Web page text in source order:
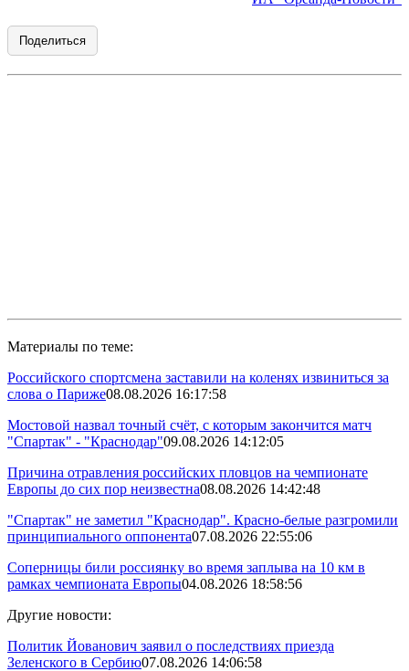
Поделиться
Материалы по теме:
Российского спортсмена заставили на коленях извиниться за
слова о Париже08.08.2026 16:17:58
Мостовой назвал точный счёт, с которым закончится матч
"Спартак" - "Краснодар"09.08.2026 14:12:05
Причина отравления российских пловцов на чемпионате
Европы до сих пор неизвестна08.08.2026 14:42:48
"Спартак" не заметил "Краснодар". Красно-белые разгромили
принципиального оппонента07.08.2026 22:55:06
Соперницы били россиянку во время заплыва на 10 км в
рамках чемпионата Европы04.08.2026 18:58:56
Другие новости:
Политик Йованович заявил о последствиях приезда
Зеленского в Сербию07.08.2026 14:06:58